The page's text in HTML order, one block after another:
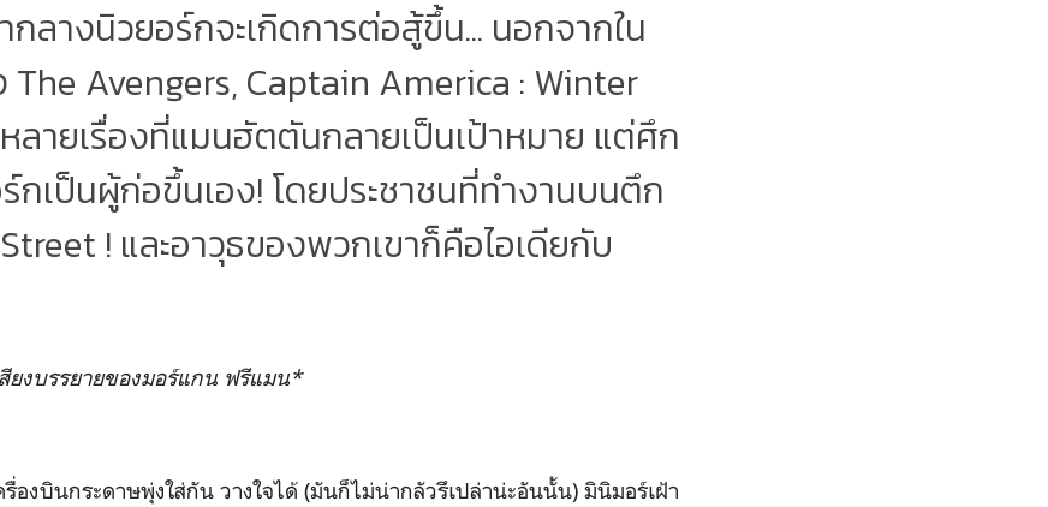
กลางนิวยอร์กจะเกิดการต่อสู้ขึ้น... นอกจากใน
Avengers, Captain America : Winter
ลายเรื่องที่แมนฮัตตันกลายเป็นเป้าหมาย แต่ศึก
กเป็นผู้ก่อขึ้นเอง! โดยประชาชนที่ทำงานบนตึก
! และอาวุธของพวกเขาก็คือไอเดียกับ
ยงบรรยายของมอร์แกน ฟรีแมน*
องบินกระดาษพุ่งใส่กัน วางใจได้ (มันก็ไม่น่ากลัวรึเปล่าน่ะอันนั้น) มินิมอร์เฝ้า